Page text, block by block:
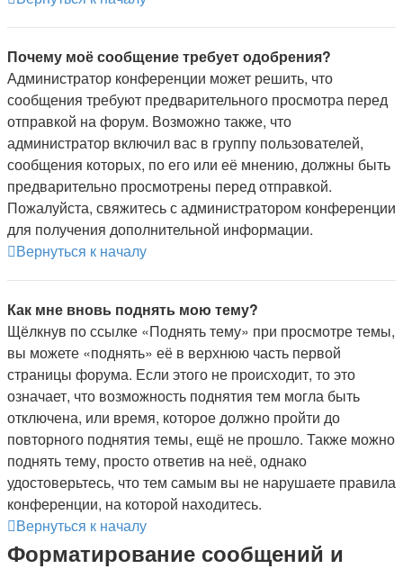
Почему моё сообщение требует одобрения?
Администратор конференции может решить, что
сообщения требуют предварительного просмотра перед
отправкой на форум. Возможно также, что
администратор включил вас в группу пользователей,
сообщения которых, по его или её мнению, должны быть
предварительно просмотрены перед отправкой.
Пожалуйста, свяжитесь с администратором конференции
для получения дополнительной информации.
Вернуться к началу
Как мне вновь поднять мою тему?
Щёлкнув по ссылке «Поднять тему» при просмотре темы,
вы можете «поднять» её в верхнюю часть первой
страницы форума. Если этого не происходит, то это
означает, что возможность поднятия тем могла быть
отключена, или время, которое должно пройти до
повторного поднятия темы, ещё не прошло. Также можно
поднять тему, просто ответив на неё, однако
удостоверьтесь, что тем самым вы не нарушаете правила
конференции, на которой находитесь.
Вернуться к началу
Форматирование сообщений и